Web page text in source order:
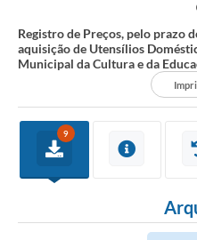
Registro de Preços, pelo prazo
aquisição de Utensílios
Municipal da Cultura e da
9